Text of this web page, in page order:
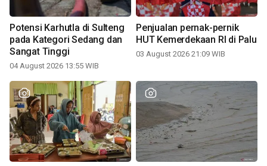
Potensi Karhutla di Sulteng
pada Kategori Sedang dan
Sangat Tinggi
04 August 2026 13:55 WIB
Penjualan pernak-pernik
HUT Kemerdekaan RI di Palu
03 August 2026 21:09 WIB